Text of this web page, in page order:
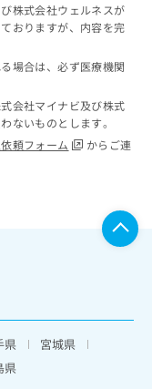
株式会社ウェルネスが
おりますが、内容を完
場合は、必ず医療機関
会社マイナビ及び株式
ないものとします。
頼フォーム
からご連
県
宮城県
県